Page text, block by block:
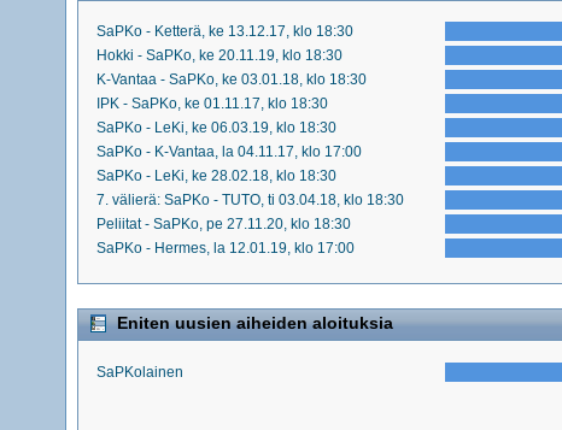
SaPKo - Ketterä, ke 13.12.17, klo 18:30
Hokki - SaPKo, ke 20.11.19, klo 18:30
K-Vantaa - SaPKo, ke 03.01.18, klo 18:30
IPK - SaPKo, ke 01.11.17, klo 18:30
SaPKo - LeKi, ke 06.03.19, klo 18:30
SaPKo - K-Vantaa, la 04.11.17, klo 17:00
SaPKo - LeKi, ke 28.02.18, klo 18:30
7. välierä: SaPKo - TUTO, ti 03.04.18, klo 18:30
Peliitat - SaPKo, pe 27.11.20, klo 18:30
SaPKo - Hermes, la 12.01.19, klo 17:00
Eniten uusien aiheiden aloituksia
SaPKolainen